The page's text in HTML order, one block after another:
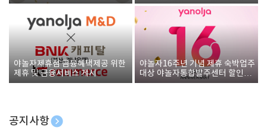
야놀자제휴점 금융혜택제공 위한
제휴 및 금융서비스 게시
야놀자16주년 기념 제휴 숙박업주
대상 야놀자통합발주센터 할인쿠
폰 증정
공지사항
[호텔업] 개인정보 처리방침 개정본1 (19.09.02)